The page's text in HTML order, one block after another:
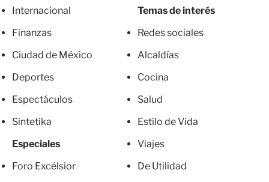
Internacional
Finanzas
Ciudad de México
Deportes
Espectáculos
Sintetika
Especiales
Foro Excélsior
Temas de interés
Redes sociales
Alcaldías
Cocina
Salud
Estilo de Vida
Viajes
De Utilidad